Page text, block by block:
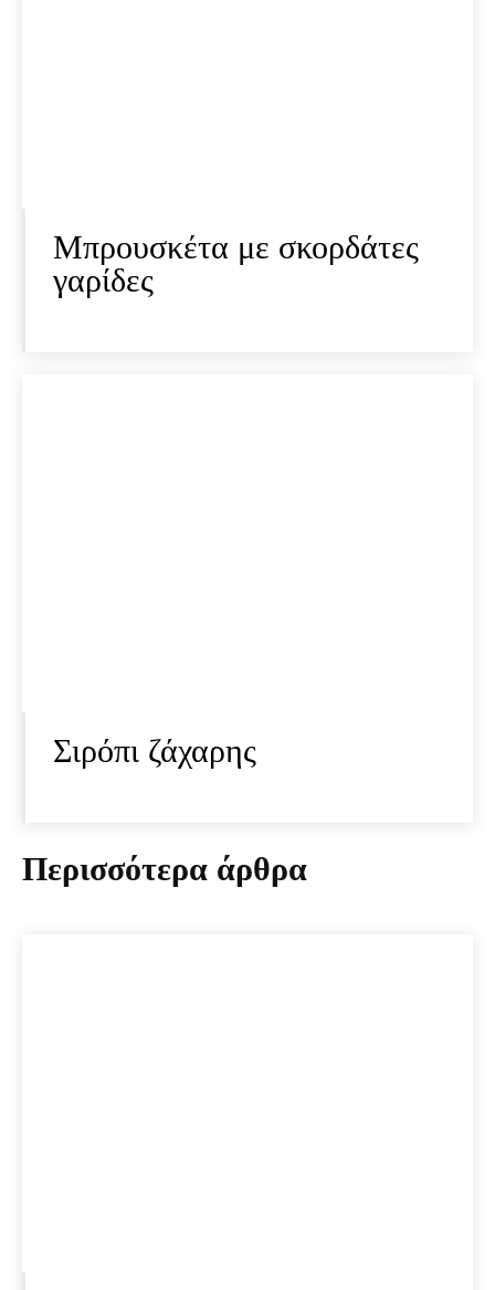
Μπρουσκέτα με σκορδάτες
γαρίδες
Σιρόπι ζάχαρης
Περισσότερα άρθρα